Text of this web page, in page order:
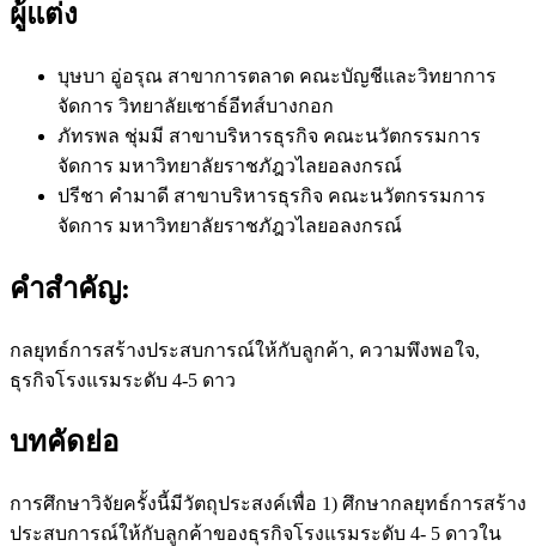
ผู้แต่ง
บุษบา อู่อรุณ สาขาการตลาด คณะบัญชีและวิทยาการ
จัดการ วิทยาลัยเซาธ์อีทส์บางกอก
ภัทรพล ชุ่มมี สาขาบริหารธุรกิจ คณะนวัตกรรมการ
จัดการ มหาวิทยาลัยราชภัฎวไลยอลงกรณ์
ปรีชา คำมาดี สาขาบริหารธุรกิจ คณะนวัตกรรมการ
จัดการ มหาวิทยาลัยราชภัฎวไลยอลงกรณ์
คำสำคัญ:
กลยุทธ์การสร้างประสบการณ์ให้กับลูกค้า, ความพึงพอใจ,
ธุรกิจโรงแรมระดับ 4-5 ดาว
บทคัดย่อ
การศึกษาวิจัยครั้งนี้มีวัตถุประสงค์เพื่อ 1) ศึกษากลยุทธ์การสร้าง
ประสบการณ์ให้กับลูกค้าของธุรกิจโรงแรมระดับ 4- 5 ดาวใน